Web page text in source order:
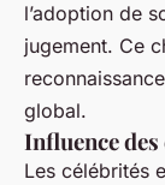
l’adoption de
jugement. Ce
global.
Influence
Les célébrités